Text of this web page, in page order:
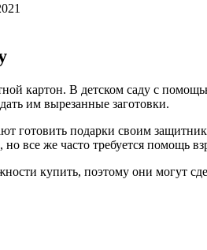
картон. В детском саду с
им вырезанные заготовки.
готовить подарки своим
все же часто требуется помощь
купить, поэтому они могут